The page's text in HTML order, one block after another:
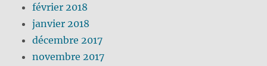
février 2018
janvier 2018
décembre 2017
novembre 2017